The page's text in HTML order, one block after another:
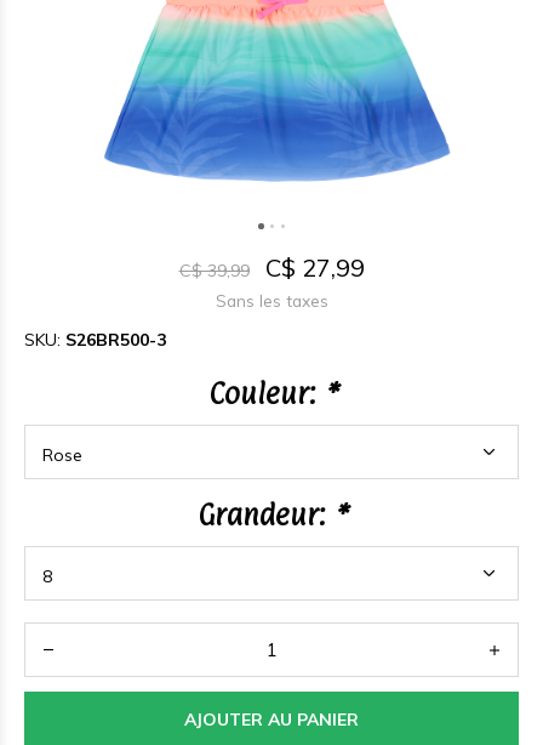
C$ 39,99 C$ 27,99
Sans les taxes
SKU: S26BR500-3
Couleur: *
Grandeur: *
AJOUTER AU PANIER